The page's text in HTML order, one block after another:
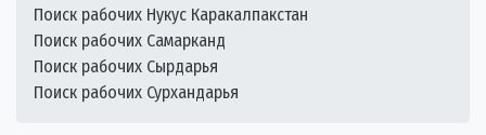
Поиск рабочих Нукус Каракалпакстан
Поиск рабочих Самарканд
Поиск рабочих Сырдарья
Поиск рабочих Сурхандарья